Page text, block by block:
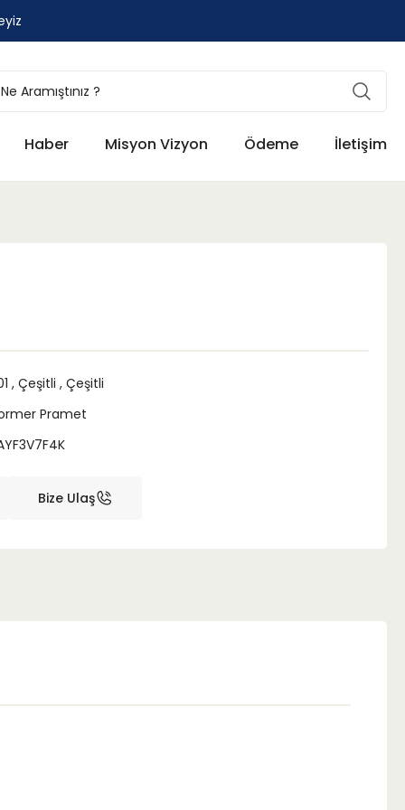
Haber Misyon Vizyon Ödeme İletişim
, Çeşitli , Çeşitli
Pramet
Bize Ulaş